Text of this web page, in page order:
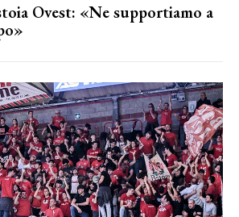
Ovest: «Ne supportiamo a